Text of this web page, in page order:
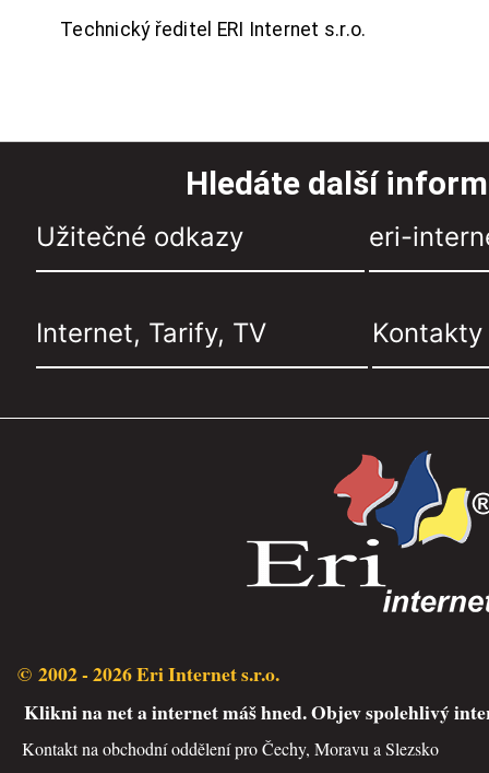
Technický ředitel ERI Internet s.r.o.
Hledáte další
Užitečné odkazy eri-
Internet, Tarify, TV Kontakty
© 2002 - 2026 Eri Internet s.r.o.
Klikni na net a internet máš hned. Objev spolehlivý
Kontakt na obchodní oddělení pro Čechy, Moravu a Slezsko